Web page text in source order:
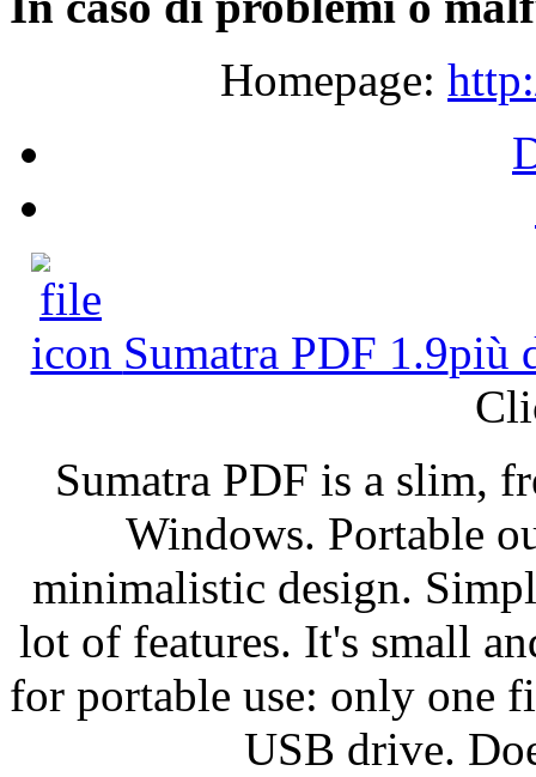
Homepage:
Sumatra PDF 1.9più
Sumatra PDF is a slim,
Windows. Portable
minimalistic design.
lot of features. It's small
for portable use: only one
USB drive.